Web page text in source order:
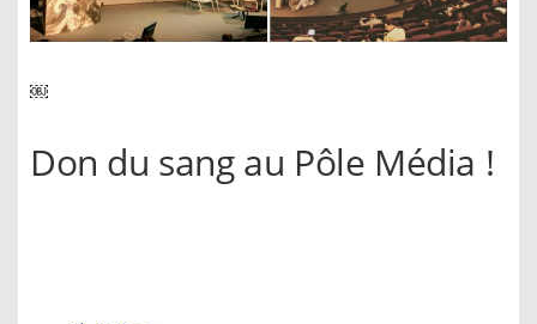
￼
Don du sang au Pôle Média !